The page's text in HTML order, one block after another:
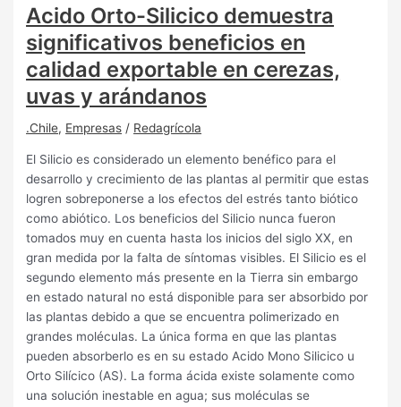
Acido Orto-Silicico demuestra
significativos beneficios en
calidad exportable en cerezas,
uvas y arándanos
.Chile, Empresas / Redagrícola
El Silicio es considerado un elemento benéfico para el
desarrollo y crecimiento de las plantas al permitir que estas
logren sobreponerse a los efectos del estrés tanto biótico
como abiótico. Los beneficios del Silicio nunca fueron
tomados muy en cuenta hasta los inicios del siglo XX, en
gran medida por la falta de síntomas visibles. El Silicio es el
segundo elemento más presente en la Tierra sin embargo
en estado natural no está disponible para ser absorbido por
las plantas debido a que se encuentra polimerizado en
grandes moléculas. La única forma en que las plantas
pueden absorberlo es en su estado Acido Mono Silicico u
Orto Silícico (AS). La forma ácida existe solamente como
una solución inestable en agua; sus moléculas se